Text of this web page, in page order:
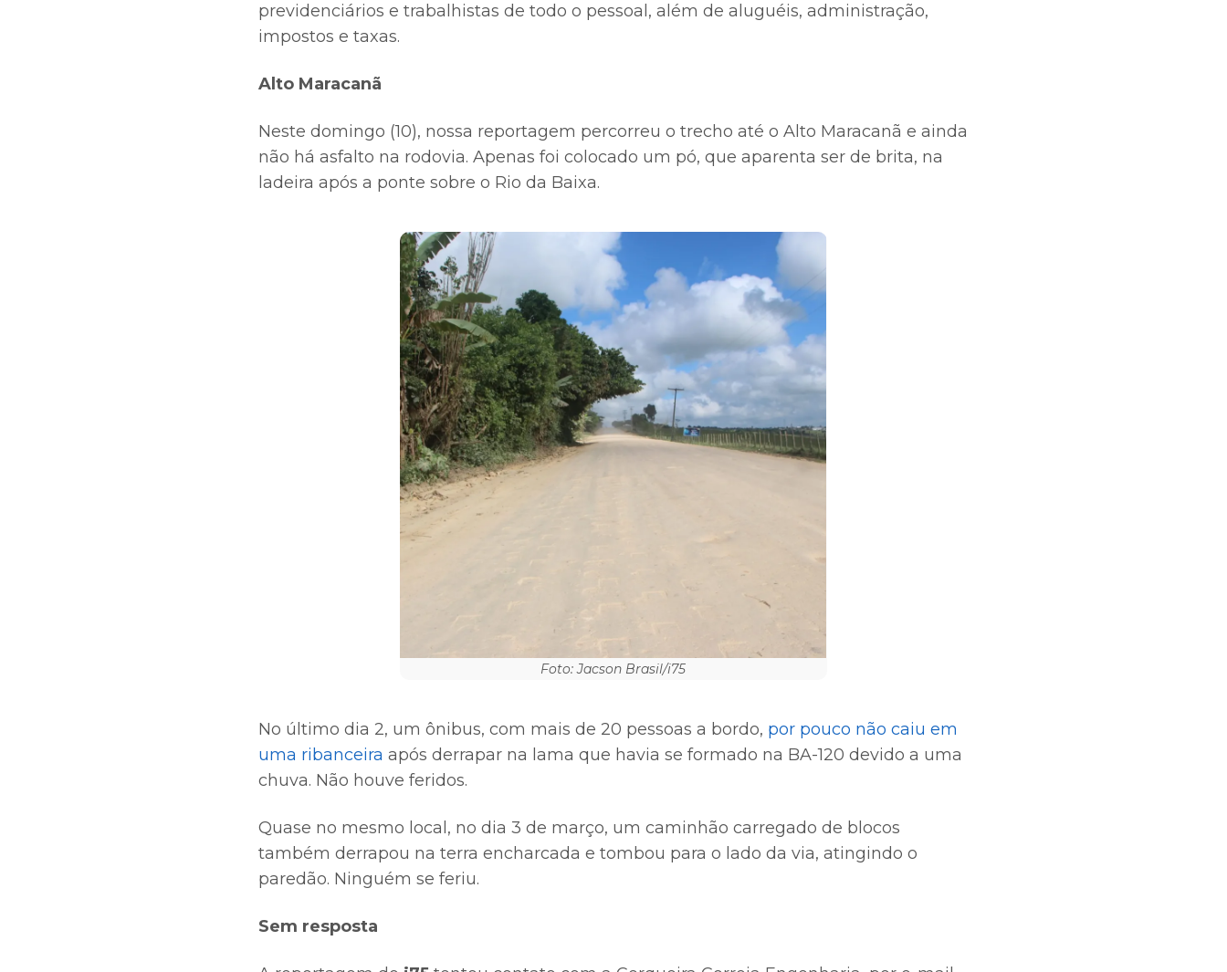
previdenciários e trabalhistas de todo o pessoal, além de aluguéis, administração,
impostos e taxas.
Alto Maracanã
Neste domingo (10), nossa reportagem percorreu o trecho até o Alto Maracanã e ainda
não há asfalto na rodovia. Apenas foi colocado um pó, que aparenta ser de brita, na
ladeira após a ponte sobre o Rio da Baixa.
Foto: Jacson Brasil/i75
No último dia 2, um ônibus, com mais de 20 pessoas a bordo, por pouco não caiu em
uma ribanceira após derrapar na lama que havia se formado na BA-120 devido a uma
chuva. Não houve feridos.
Quase no mesmo local, no dia 3 de março, um caminhão carregado de blocos
também derrapou na terra encharcada e tombou para o lado da via, atingindo o
paredão. Ninguém se feriu.
Sem resposta